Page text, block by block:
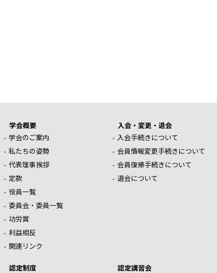
学会概要
学会のご案内
私たちの姿勢
代表理事挨拶
定款
役員一覧
委員会・委員一覧
功労賞
利益相反
関連リンク
入会・変更・退会
入会手続きについて
会員情報変更手続きについて
会員復帰手続きについて
退会について
認定制度
認定講習会